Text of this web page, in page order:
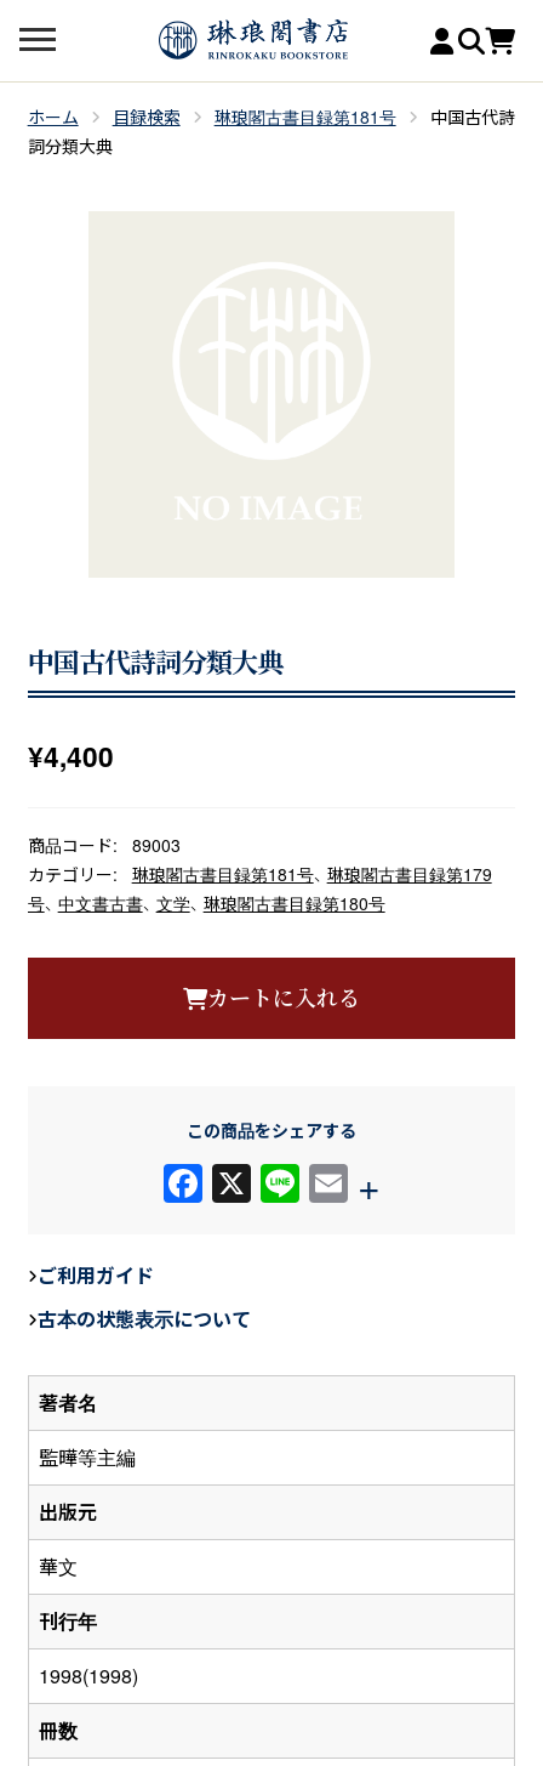
ホーム 目録検索 琳琅閣古書目録第181号
中国古代詩
詞分類大典
中国古代詩詞分類大典
¥4,400
商品コード:
89003
カテゴリー:
琳琅閣古書目録第181号、 琳琅閣古書目録第179
号、 中文書古書、 文学、 琳琅閣古書目録第180号
著者名
監曄等主編
出版元
華文
刊行年
1998(1998)
冊数
カートに入れる
この商品をシェアする
F
e
b
o
o
X Li E
+
ご利用ガイド
古本の状態表示について